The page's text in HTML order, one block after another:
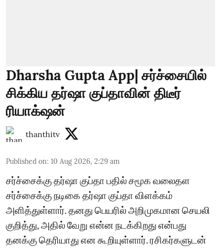
Dharsha Gupta App| சர்ச்சையில்
சிக்கிய தர்ஷா குப்தாவின் திடீர்
ரியாக்‌ஷன்
thanthitv
Published on: 10 Aug 2026, 2:29 am
சர்ச்சைக்கு தர்ஷா குப்தா பதில் சமூக வலைதள
சர்ச்சைக்கு நடிகை தர்ஷா குப்தா விளக்கம்
அளித்துள்ளார். தனது பெயரில் அறிமுகமான செயலி
குறித்து, அதில் வேறு என்ன நடக்கிறது என்பது
தனக்கு தெரியாது என கூறியுள்ளார். ரசிகர்களுடன்